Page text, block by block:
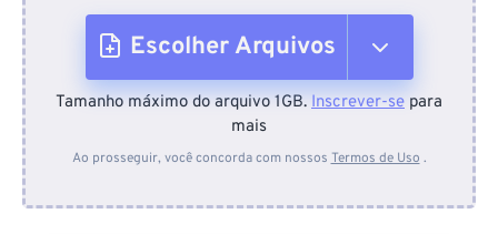
Escolher Arquivos
Do dispositivo
Tamanho máximo do arquivo 1GB. Inscrever-se para
mais
Ao prosseguir, você concorda com nossos Termos de Uso .